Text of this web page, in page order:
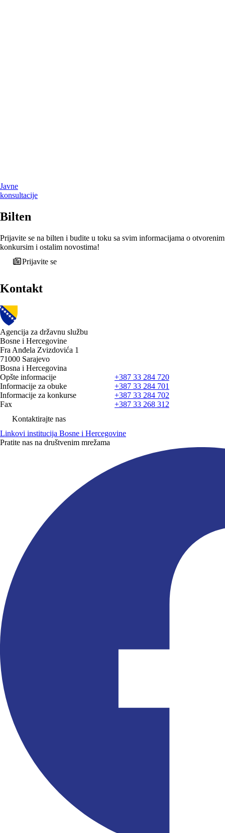
Javne
konsultacije
Bilten
Prijavite se na bilten i budite u toku sa svim informacijama o otvorenim
konkursim i ostalim novostima!
Prijavite se
Kontakt
Agencija za državnu službu
Bosne i Hercegovine
Fra Anđela Zvizdovića 1
71000 Sarajevo
Bosna i Hercegovina
Opšte informacije
+387 33 284 720
Informacije za obuke
+387 33 284 701
Informacije za konkurse
+387 33 284 702
Fax
+387 33 268 312
Kontaktirajte nas
Linkovi institucija Bosne i Hercegovine
Pratite nas na društvenim mrežama